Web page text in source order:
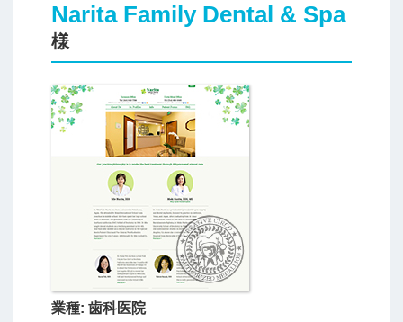
Narita Family Dental & Spa
様
業種: 歯科医院